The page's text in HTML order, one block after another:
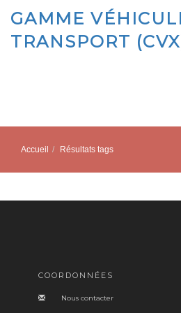
GAMME
TRANSPORT
Accueil Résultats tags
COORDONNÉES
Nous contacter